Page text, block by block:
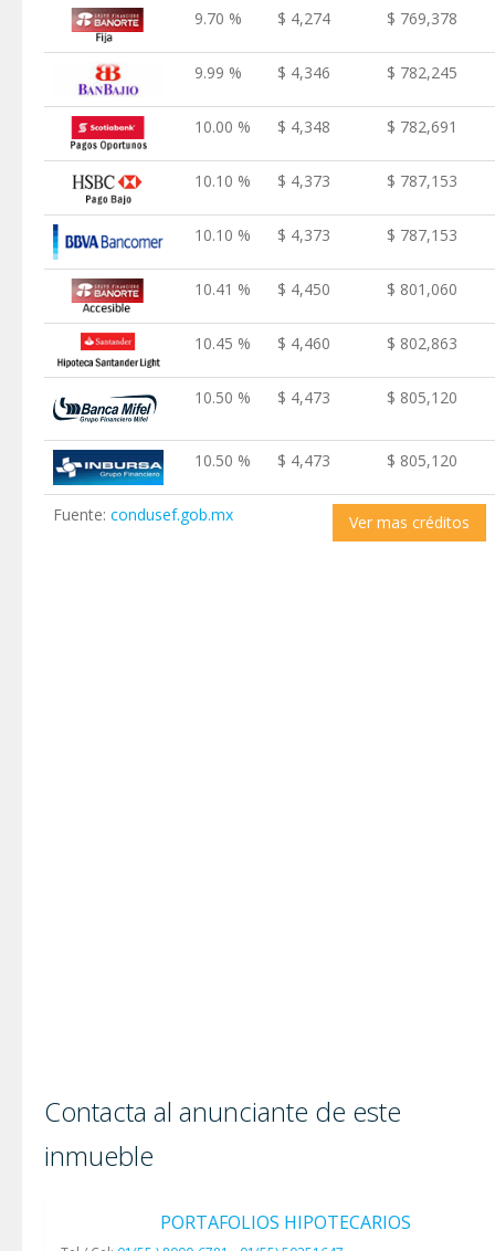
9.70 % $ 4,274 $ 769,378
9.99 % $ 4,346 $ 782,245
10.00 % $ 4,348 $ 782,691
10.10 % $ 4,373 $ 787,153
10.10 % $ 4,373 $ 787,153
10.41 % $ 4,450 $ 801,060
10.45 % $ 4,460 $ 802,863
10.50 % $ 4,473 $ 805,120
10.50 % $ 4,473 $ 805,120
Fuente: condusef.gob.mx Ver mas créditos
Contacta al anunciante de este
inmueble
PORTAFOLIOS HIPOTECARIOS